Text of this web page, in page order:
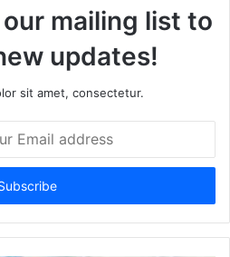
mailing list to
updates!
sit amet, consectetur.